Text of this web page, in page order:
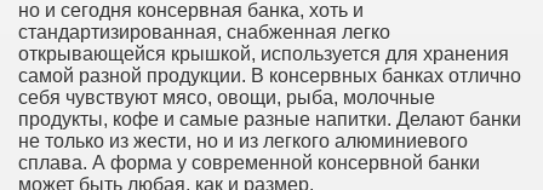
но и сегодня консервная банка, хоть и
стандартизированная, снабженная легко
открывающейся крышкой, используется для хранения
самой разной продукции. В консервных банках отлично
себя чувствуют мясо, овощи, рыба, молочные
продукты, кофе и самые разные напитки. Делают банки
не только из жести, но и из легкого алюминиевого
сплава. А форма у современной консервной банки
может быть любая, как и размер.